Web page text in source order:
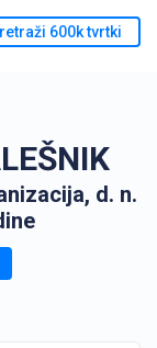
600k tvrtki
d. n.